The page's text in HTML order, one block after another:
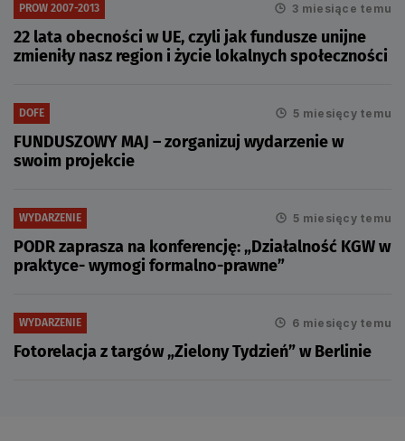
PROW 2007-2013 3 miesiące temu
22 lata obecności w UE, czyli jak fundusze unijne
zmieniły nasz region i życie lokalnych społeczności
DOFE 5 miesięcy temu
FUNDUSZOWY MAJ – zorganizuj wydarzenie w
swoim projekcie
WYDARZENIE 5 miesięcy temu
PODR zaprasza na konferencję: „Działalność KGW w
praktyce- wymogi formalno-prawne”
WYDARZENIE 6 miesięcy temu
Fotorelacja z targów „Zielony Tydzień” w Berlinie